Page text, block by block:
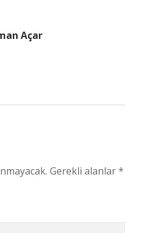
Açar
Gerekli alanlar*